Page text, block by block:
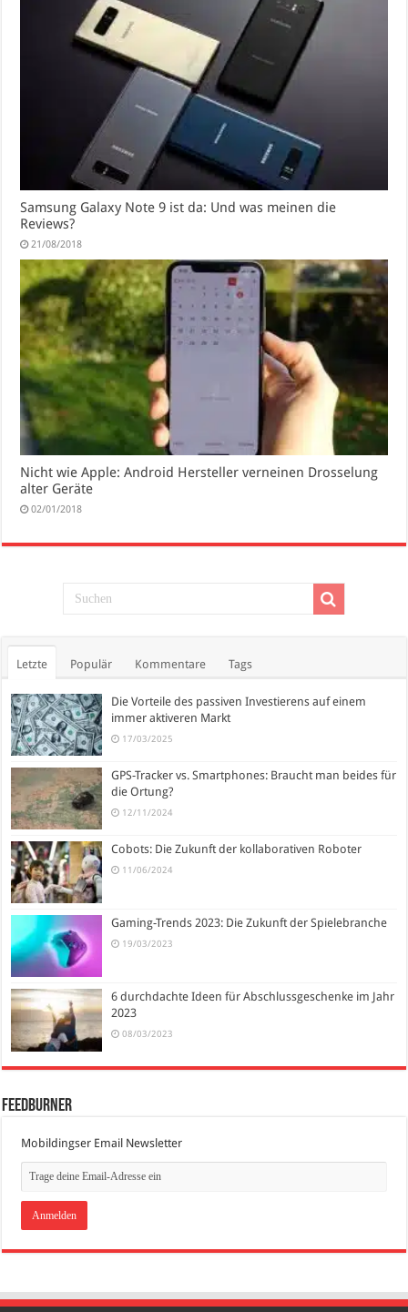
Samsung Galaxy Note 9 ist da: Und was meinen die
Reviews?
21/08/2018
Nicht wie Apple: Android Hersteller verneinen Drosselung
alter Geräte
02/01/2018
Letzte Populär Kommentare Tags
Die Vorteile des passiven Investierens auf einem
immer aktiveren Markt
17/03/2025
GPS-Tracker vs. Smartphones: Braucht man beides für
die Ortung?
12/11/2024
Cobots: Die Zukunft der kollaborativen Roboter
11/06/2024
Gaming-Trends 2023: Die Zukunft der Spielebranche
19/03/2023
6 durchdachte Ideen für Abschlussgeschenke im Jahr
2023
08/03/2023
FeedBurner
Mobildingser Email Newsletter